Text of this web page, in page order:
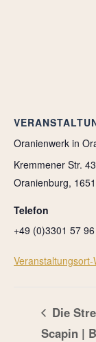
Oranienwerk in
Kremmener Str. 43
Oranienburg,
Telefon
+49 (0)3301 57
Die
Scapin |